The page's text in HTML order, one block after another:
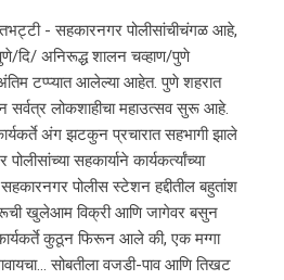
- सहकारनगर पोलीसांचीचंगळ आहे,
दि/ अनिरूद्ध शालन चव्हाण/पुणे
टप्प्यात आलेल्या आहेत. पुणे शहरात
सर्वत्र लोकशाहीचा महाउत्सव सुरू आहे.
अंग झटकुन प्रचारात सहभागी झाले
सहकार्याने कार्यकर्त्यांच्या
सहकारनगर पोलीस स्टेशन हद्दीतील बहुतांश
खुलेआम विक्री आणि जागेवर बसुन
कुठून फिरून आले की, एक मग्गा
सोबतीला वजडी-पाव आणि तिखट